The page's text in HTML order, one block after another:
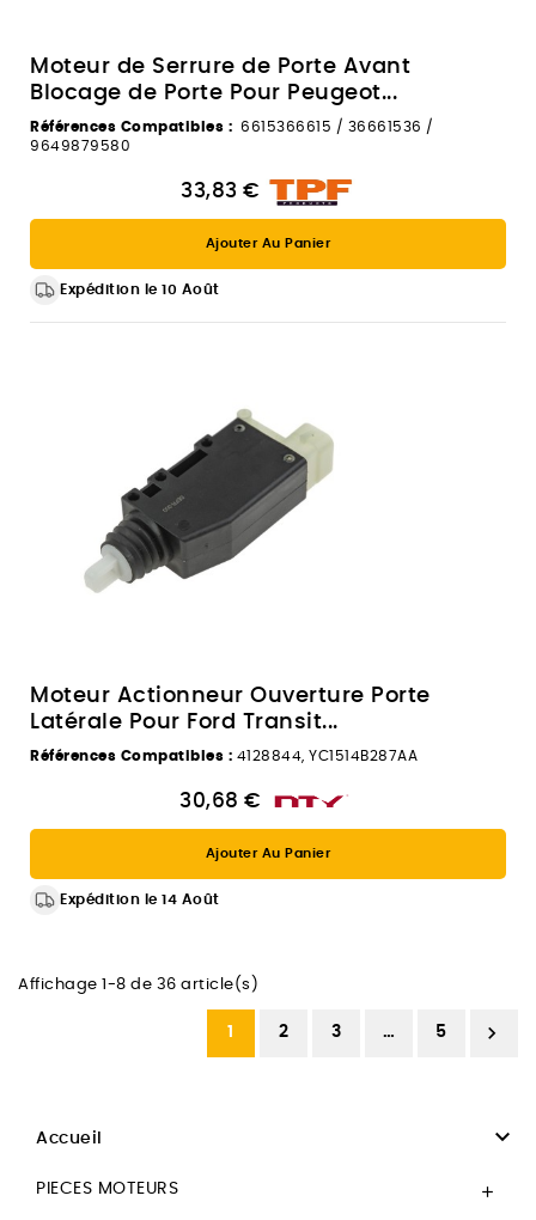
Moteur de Serrure de Porte Avant
Blocage de Porte Pour Peugeot...
Références Compatibles : 6615366615 / 36661536 /
9649879580
33,83 €
Ajouter Au Panier
Expédition le 10 Août
Moteur Actionneur Ouverture Porte
Latérale Pour Ford Transit...
Références Compatibles : 4128844, YC1514B287AA
30,68 €
Ajouter Au Panier
Expédition le 14 Août
Affichage 1-8 de 36 article(s)
1 2 3 … 5 
Accueil 
PIECES MOTEURS 